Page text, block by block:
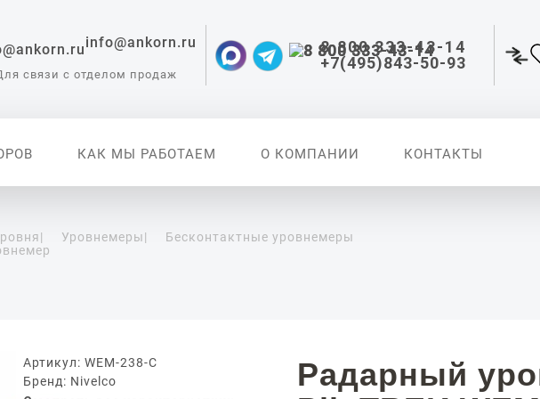
info@ankorn.ru
связи с отделом продаж
8 800 333-43-14
+7(495)843-50-93
КАК МЫ РАБОТАЕМ О КОМПАНИИ КОНТАКТЫ
для
| Уровнемеры|
Бесконтактные уровнемеры
Артикул: WEM-238-C
Бренд: Nivelco
Радарный